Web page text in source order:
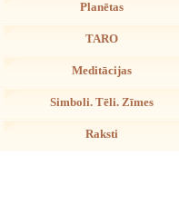
Planētas
TARO
Meditācijas
Simboli. Tēli. Zīmes
Raksti